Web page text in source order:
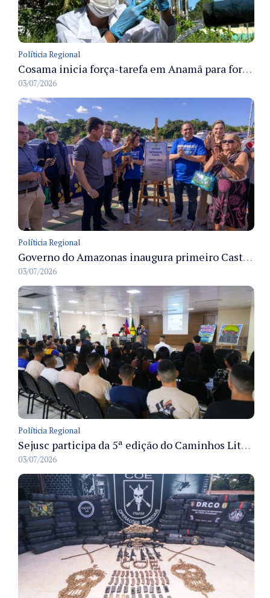
Políticia Regional
Cosama inicia força-tarefa em Anamã para fortalecer abastecimento de água e segurança hídrica da população
03/07/2026
Políticia Regional
Governo do Amazonas inaugura primeiro Castramóvel Fluvial para atendimento veterinário às comunidades ribeirinhas e castração gratuita
03/07/2026
Políticia Regional
Sejusc participa da 5ª edição do Caminhos Literários com foco na cultura hip-hop nas unidades socioeducativas
03/07/2026